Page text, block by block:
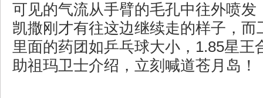
可见的气流从手臂的毛孔中往外喷发
凯撒刚才有往这边继续走的样子，而
里面的药团如乒乓球大小，1.85星王
助祖玛卫士介绍，立刻喊道苍月岛！